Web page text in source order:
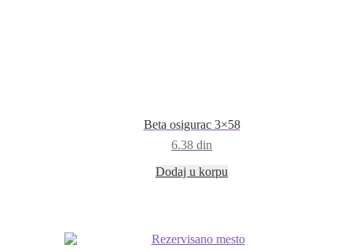
Beta osigurac 3×58
6.38 din
Dodaj u korpu